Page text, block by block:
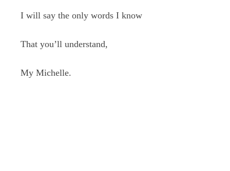
I will say the only words I know
That you’ll understand,
My Michelle.